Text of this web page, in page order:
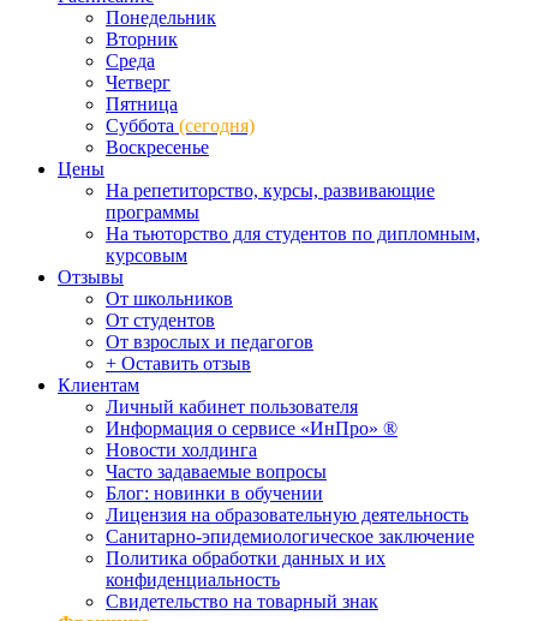
Понедельник
Вторник
Среда
Четверг
Пятница
Суббота (сегодня)
Воскресенье
Цены
На репетиторство, курсы, развивающие
программы
На тьюторство для студентов по дипломным,
курсовым
Отзывы
От школьников
От студентов
От взрослых и педагогов
+ Оставить отзыв
Клиентам
Личный кабинет пользователя
Информация о сервисе «ИнПро» ®
Новости холдинга
Часто задаваемые вопросы
Блог: новинки в обучении
Лицензия на образовательную деятельность
Санитарно-эпидемиологическое заключение
Политика обработки данных и их
конфиденциальность
Свидетельство на товарный знак